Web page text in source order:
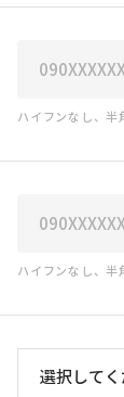
ハイフンなし、半
ハイフンなし、半